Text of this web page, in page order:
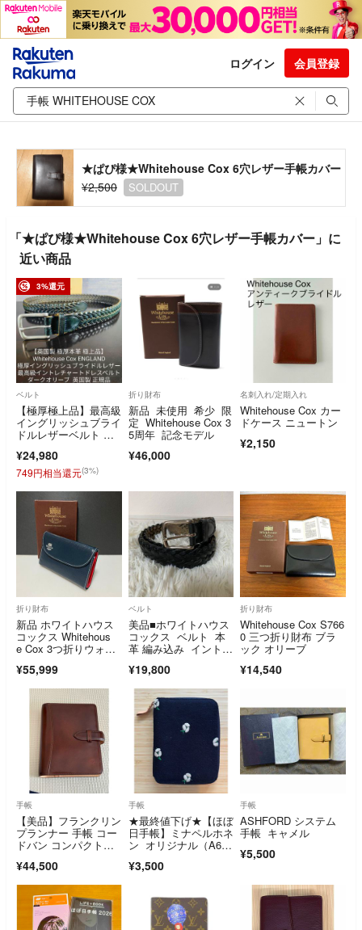
ログイン 会員登録
★ぱぴ様★Whitehouse Cox 6穴レザー手帳カバー
¥2,500
SOLDOUT
「★ぱぴ様★Whitehouse Cox 6穴レザー手帳カバー」に
近い商品
3%還元
ベルト
【極厚極上品】最高級
イングリッシュブライ
ドルレザーベルト ホ
¥24,980
749円相当還元(3%)
折り財布
新品 未使用 希少 限
定 Whitehouse Cox 3
5周年 記念モデル
¥46,000
名刺入れ/定期入れ
Whitehouse Cox カー
ドケース ニュートン
¥2,150
折り財布
新品 ホワイトハウス
コックス Whitehous
e Cox 3つ折りウォレ
¥55,999
ベルト
美品■ホワイトハウス
コックス ベルト 本
革 編み込み イントレ
¥19,800
折り財布
Whitehouse Cox S766
0 三つ折り財布 ブラ
ック オリーブ
¥14,540
手帳
【美品】フランクリン
プランナー 手帳 コー
ドバン コンパクトサ
ン
¥44,500
手帳
★最終値下げ★【ほぼ
日手帳】ミナペルホネ
ン オリジナル（A6）
¥3,500
手帳
ASHFORD システム
手帳 キャメル
¥5,500